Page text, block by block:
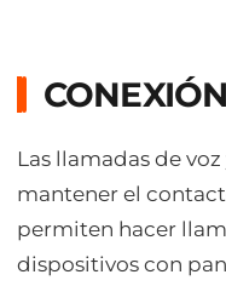
Las llamadas de
mantener el
permiten hacer
dispositivos con